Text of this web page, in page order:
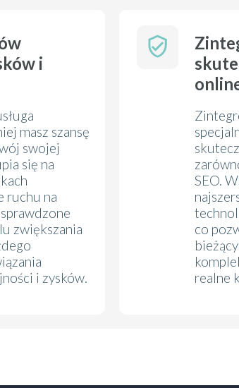
i
masz szansę
swojej
się na
ruchu na
zwiększania
i zysków.
SEO.
co
realne